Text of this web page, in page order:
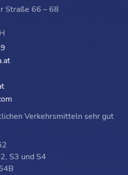
Straße 66 – 68
Verkehrsmitteln sehr gut
S3 und S4